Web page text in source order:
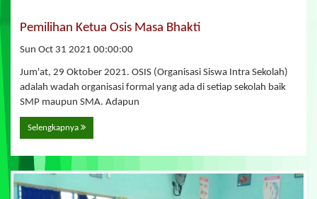
Pemilihan Ketua Osis Masa Bhakti
Sun Oct 31 2021 00:00:00
Jum'at, 29 Oktober 2021. OSIS (Organisasi Siswa Intra Sekolah)
adalah wadah organisasi formal yang ada di setiap sekolah baik
SMP maupun SMA. Adapun
Selengkapnya